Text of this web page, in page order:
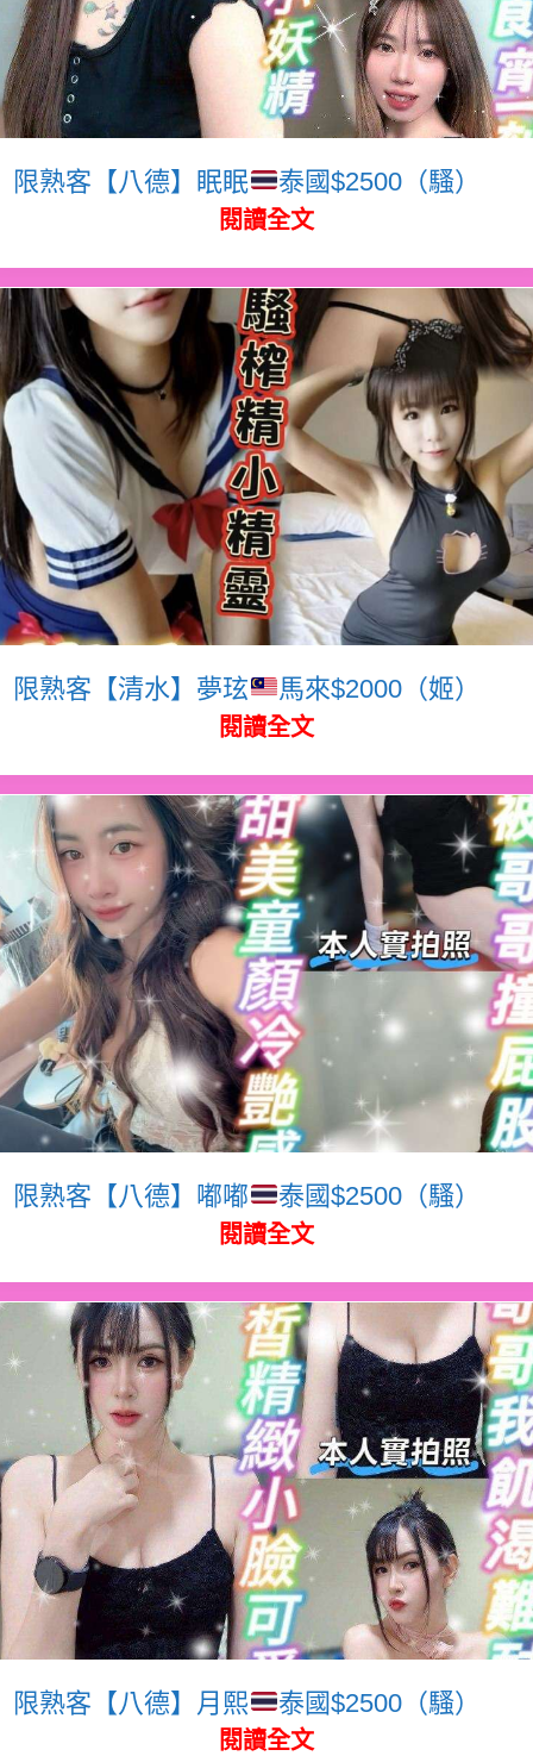
限熟客【八德】眠眠 泰國$2500（騷）
閱讀全文
限熟客【清水】夢玹 馬來$2000（姬）
閱讀全文
限熟客【八德】嘟嘟 泰國$2500（騷）
閱讀全文
限熟客【八德】月熙 泰國$2500（騷）
閱讀全文